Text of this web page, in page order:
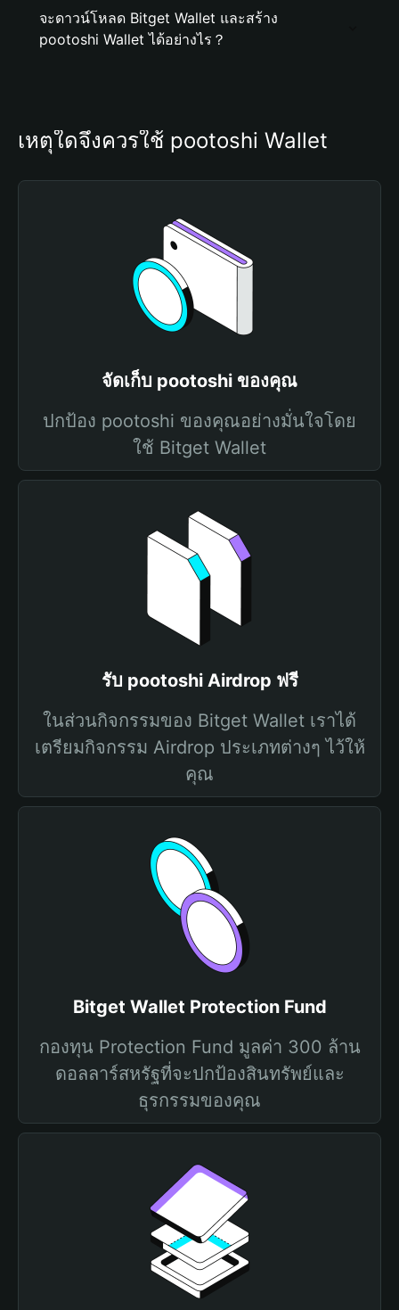
จะดาวน์โหลด Bitget Wallet และสร้าง
pootoshi Wallet ได้อย่างไร？
เหตุใดจึงควรใช้ pootoshi Wallet
จัดเก็บ pootoshi ของคุณ
ปกป้อง pootoshi ของคุณอย่างมั่นใจโดย
ใช้ Bitget Wallet
รับ pootoshi Airdrop ฟรี
ในส่วนกิจกรรมของ Bitget Wallet เราได้
เตรียมกิจกรรม Airdrop ประเภทต่างๆ ไว้ให้
คุณ
Bitget Wallet Protection Fund
กองทุน Protection Fund มูลค่า 300 ล้าน
ดอลลาร์สหรัฐที่จะปกป้องสินทรัพย์และ
ธุรกรรมของคุณ